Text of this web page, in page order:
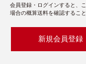
会員登録・ログインすると、
場合の概算送料を確認すること
新規会員登録